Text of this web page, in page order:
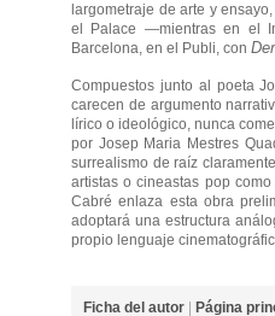
largometraje de arte y
el Palace —mientras en el
Barcelona, en el Publi, con
Compuestos junto al poeta
carecen de argumento
lírico o ideológico, nunca
por Josep Maria Mestres
surrealismo de raíz
artistas o cineastas pop
Cabré enlaza esta obra
adoptará una estructura
propio lenguaje
Ficha del autor Página